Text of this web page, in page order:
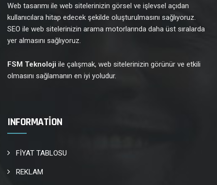
Web tasarımı ile web sitelerinizin görsel ve işlevsel açıdan
kullanıcılara hitap edecek şekilde oluşturulmasını sağlıyoruz.
SEO ile web sitelerinizin arama motorlarında daha üst sıralarda
yer almasını sağlıyoruz.
FSM Teknoloji ile çalışmak, web sitelerinizin görünür ve etkili
olmasını sağlamanın en iyi yoludur.
INFORMATION
FİYAT TABLOSU
REKLAM